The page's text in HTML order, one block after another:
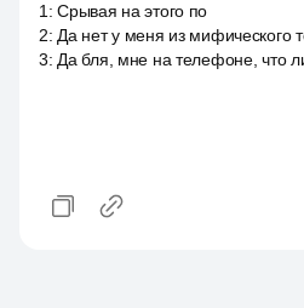
1 :Срывая на этого по
2: Да нет у меня из мифического
3: Да бля, мне на телефоне, что